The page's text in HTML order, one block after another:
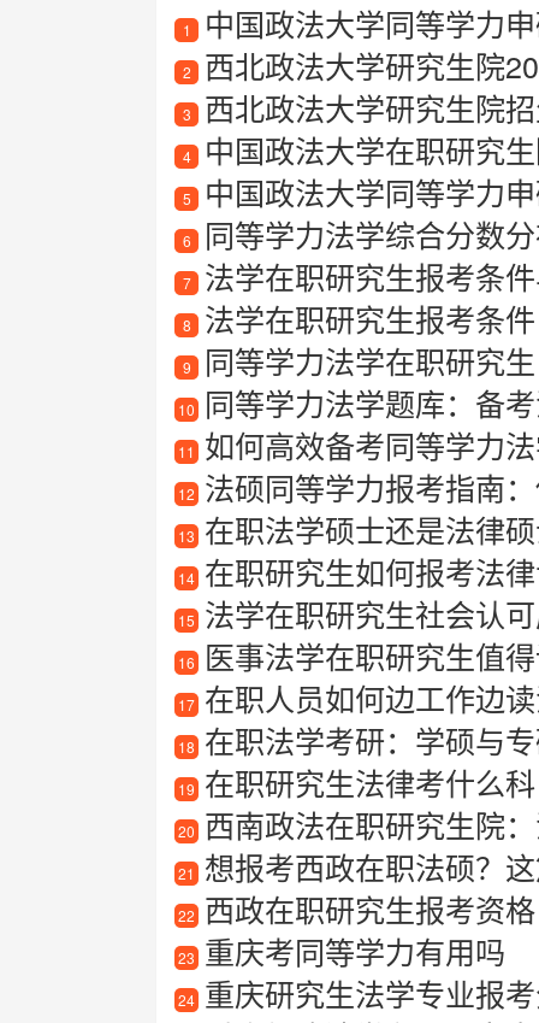
1 中国政法大学同等学力
2 西北政法大学研究生院
3 西北政法大学研究生院
4 中国政法大学在职研究
5 中国政法大学同等学力
6 同等学力法学综合分数
7 法学在职研究生报考条
8 法学在职研究生报考条件
9 同等学力法学在职研究生
10 同等学力法学题库：备
11 如何高效备考同等学力
12 法硕同等学力报考指南
13 在职法学硕士还是法律
14 在职研究生如何报考法
15 法学在职研究生社会认
16 医事法学在职研究生值得
17 在职人员如何边工作边
18 在职法学考研：学硕与
19 在职研究生法律考什么
20 西南政法在职研究生院
21 想报考西政在职法硕？
22 西政在职研究生报考资格
23 重庆考同等学力有用吗
24 重庆研究生法学专业报